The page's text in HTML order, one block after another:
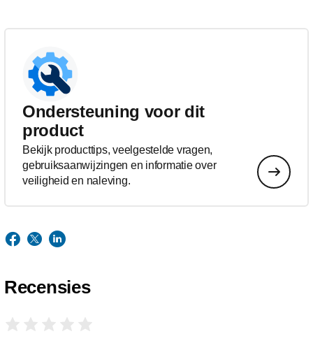
Ondersteuning voor dit
product
Bekijk producttips, veelgestelde vragen,
gebruiksaanwijzingen en informatie over
veiligheid en naleving.
Recensies